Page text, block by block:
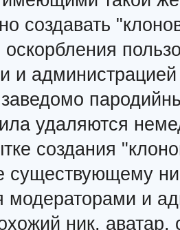
создавать
и
заведомо
удаляются
создания
существующему
модераторами и
ник, аватар,